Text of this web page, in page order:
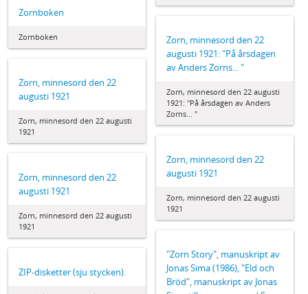
Zornboken
Zornboken
Zorn, minnesord den 22
augusti 1921: "På årsdagen
av Anders Zorns... "
Zorn, minnesord den 22 augusti
1921: "På årsdagen av Anders
Zorns... "
Zorn, minnesord den 22
augusti 1921
Zorn, minnesord den 22 augusti
1921
Zorn, minnesord den 22
augusti 1921
Zorn, minnesord den 22 augusti
1921
Zorn, minnesord den 22
augusti 1921
Zorn, minnesord den 22 augusti
1921
"Zorn Story", manuskript av
Jonas Sima (1986), "Eld och
Bröd", manuskript av Jonas
ZIP-disketter (sju stycken).